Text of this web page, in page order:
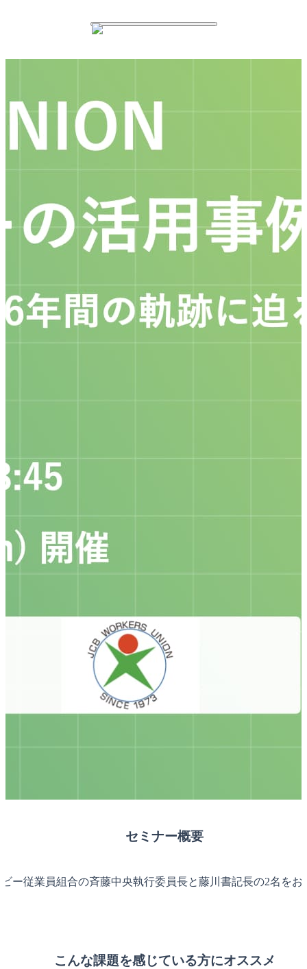
セミナー概要
従業員組合の斉藤中央執行委員長と藤川書記長の2名を
こんな課題を感じている方にオススメ